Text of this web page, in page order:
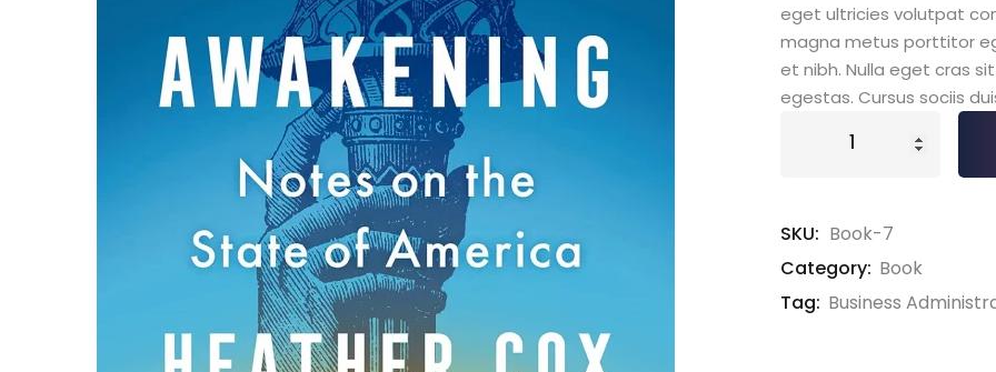
eget ultricies volutpat
magna metus porttitor
et nibh. Nulla eget cras
egestas. Cursus sociis
SKU: Book-7
Category: Book
Tag: Business